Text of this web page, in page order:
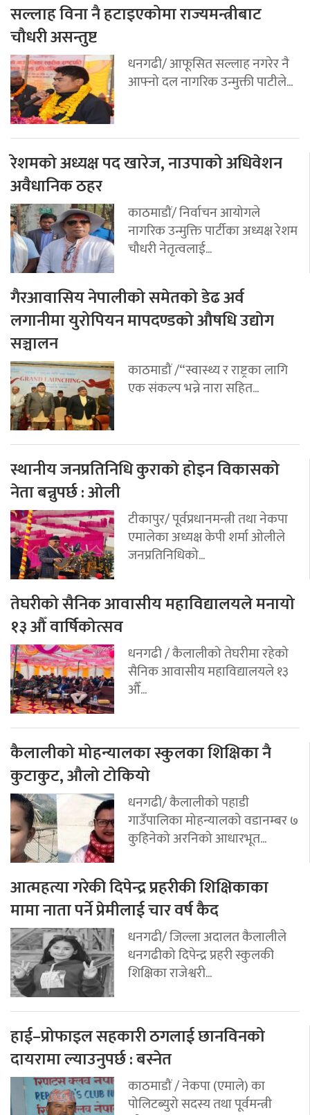
सल्लाह विना नै हटाइएकोमा राज्यमन्त्रीबाट
चौधरी असन्तुष्ट
धनगढी/ आफूसित सल्लाह नगरेर नै
आफ्नो दल नागरिक उन्मुक्ती पाटीले...
रेशमको अध्यक्ष पद खारेज, नाउपाको अधिवेशन
अवैधानिक ठहर
काठमाडौं/ निर्वाचन आयोगले
नागरिक उन्मुक्ति पार्टीका अध्यक्ष रेशम
चौधरी नेतृत्वलाई...
गैरआवासिय नेपालीको समेतको डेढ अर्व
लगानीमा युरोपियन मापदण्डको औषधि उद्योग
सञ्चालन
काठमाडौं /“स्वास्थ्य र राष्ट्रका लागि
एक संकल्प भन्ने नारा सहित...
स्थानीय जनप्रतिनिधि कुराको होइन विकासको
नेता बन्नुपर्छ : ओली
टीकापुर/ पूर्वप्रधानमन्त्री तथा नेकपा
एमालेका अध्यक्ष केपी शर्मा ओलीले
जनप्रतिनिधिको...
तेघरीको सैनिक आवासीय महाविद्यालयले मनायो
१३ औँ वार्षिकोत्सव
धनगढी / कैलालीको तेघरीमा रहेको
सैनिक आवासीय महाविद्यालयले १३
औँ...
कैलालीको मोहन्यालका स्कुलका शिक्षिका नै
कुटाकुट, औलो टोकियो
धनगढी/ कैलालीको पहाडी
गाउँपालिका मोहन्यालको वडानम्बर ७
कुहिनेको अरनिको आधारभूत...
आत्महत्या गरेकी दिपेन्द्र प्रहरीकी शिक्षिकाका
मामा नाता पर्ने प्रेमीलाई चार वर्ष कैद
धनगढी/ जिल्ला अदालत कैलालीले
धनगढीको दिपेन्द्र प्रहरी स्कुलकी
शिक्षिका राजेश्वरी...
हाई–प्रोफाइल सहकारी ठगलाई छानविनको
दायरामा ल्याउनुपर्छ : बस्नेत
काठमाडौं / नेकपा (एमाले) का
पोलिटब्युरो सदस्य तथा पूर्वमन्त्री